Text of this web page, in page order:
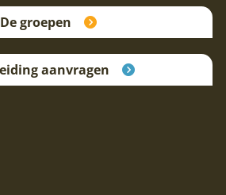
De groepen
aanvragen